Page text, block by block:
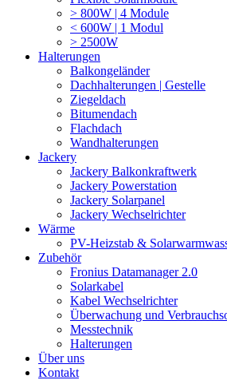
> 800W | 4 Module
< 600W | 1 Modul
> 2500W
Halterungen
Balkongeländer
Dachhalterungen | Gestelle
Ziegeldach
Bitumendach
Flachdach
Wandhalterungen
Jackery
Jackery Balkonkraftwerk
Jackery Powerstation
Jackery Solarpanel
Jackery Wechselrichter
Wärme
PV-Heizstab &
Zubehör
Fronius Datamanager 2.0
Solarkabel
Kabel Wechselrichter
Überwachung und
Messtechnik
Halterungen
Über uns
Kontakt